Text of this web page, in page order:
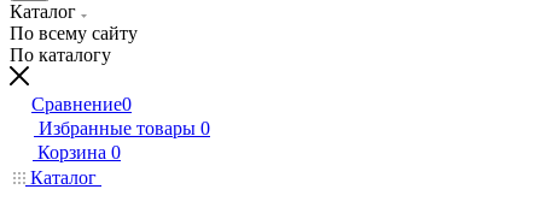
Каталог
По всему сайту
По каталогу
Сравнение0
Избранные товары 0
Корзина 0
Каталог